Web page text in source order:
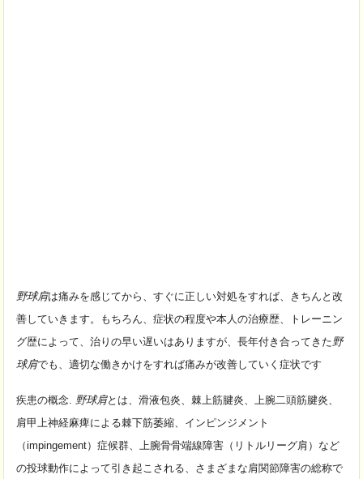
野球肩は痛みを感じてから、すぐに正しい対処をすれば、きちんと改
善していきます。
もちろん、症状の程度や本人の治療歴、トレーニン
グ歴によって、治りの早い遅いはありますが、長年付き合ってきた野
球肩でも、適切な働きかけをすれば痛みが改善していく症状です
疾患の概念. 野球肩とは、滑液包炎、棘上筋腱炎、上腕二頭筋腱炎、
肩甲上神経麻痺による棘下筋萎縮、インピンジメント
（impingement）症候群、上腕骨骨端線障害（ リトルリーグ肩）など
の投球動作によって引き起こされる、さまざまな肩関節障害の総称で